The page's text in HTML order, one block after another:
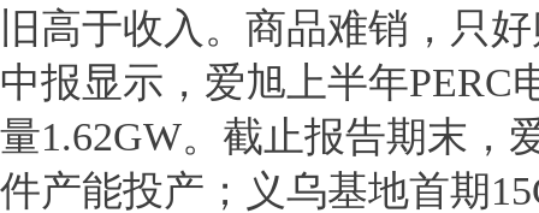
旧高于收入。商品难销，只
中报显示，爱旭上半年PERC
量1.62GW。截止报告期末，
件产能投产；义乌基地首期